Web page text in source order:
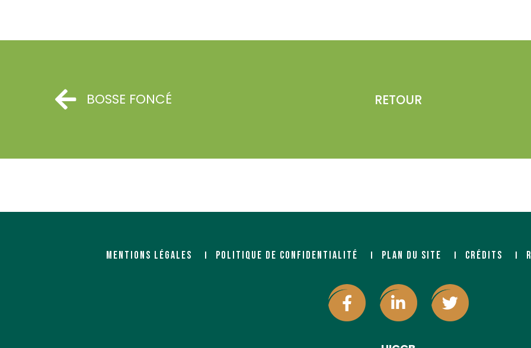
38150 SALAISE-SUR-SANNE
CS 60001
BOSSE FONCÉ RETOUR
MENTIONS LÉGALES POLITIQUE DE CONFIDENTIALITÉ PLAN DU SITE CRÉDITS